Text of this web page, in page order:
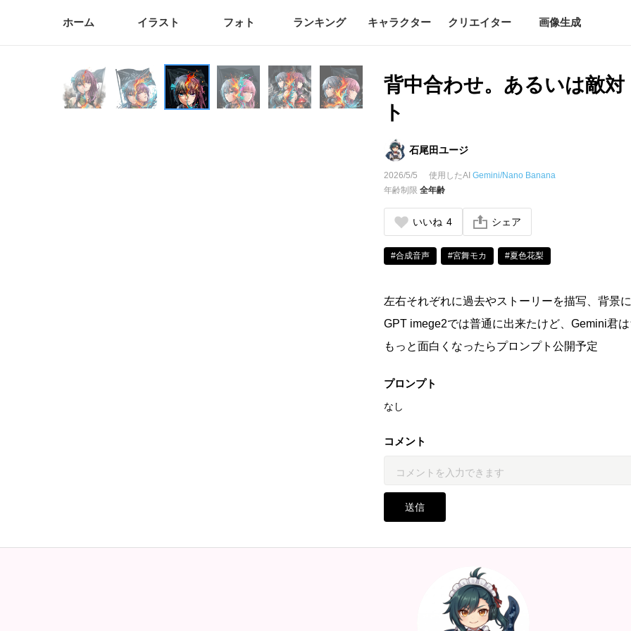
ホーム イラスト フォト ランキング キャラクター クリエイター 画像生成
背中合わせ。あるいは敵
ト
石尾田ユージ
2026/5/5 使用したAIGemini/Nano Banana
年齢制限全年齢
いいね 4 シェア
#合成音声 #宮舞モカ #夏色花梨
左右それぞれに過去やストーリーを描写、背景
GPT imege2では普通に出来たけど、Gemini君
もっと面白くなったらプロンプト公開予定
プロンプト
なし
コメント
送信